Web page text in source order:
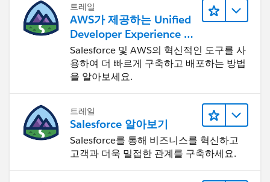
트레일
AWS가 제공하는 Unified
Developer Experience 둘
러보기
Salesforce 및 AWS의 혁신적인 도구를 사
용하여 더 빠르게 구축하고 배포하는 방법
을 알아보세요.
트레일
Salesforce 알아보기
Salesforce를 통해 비즈니스를 혁신하고
고객과 더욱 밀접한 관계를 구축하세요.